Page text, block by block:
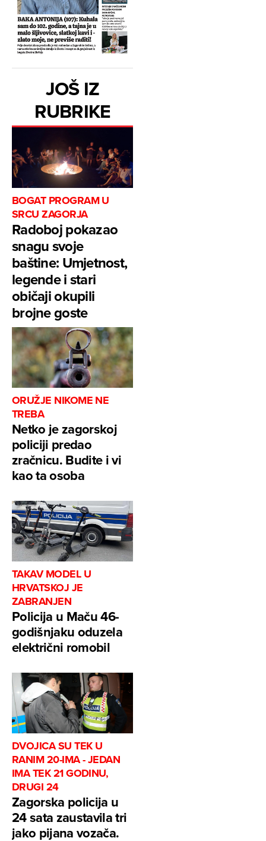
JOŠ IZ
RUBRIKE
BOGAT PROGRAM U
SRCU ZAGORJA
Radoboj pokazao
snagu svoje
baštine: Umjetnost,
legende i stari
običaji okupili
brojne goste
ORUŽJE NIKOME NE
TREBA
Netko je zagorskoj
policiji predao
zračnicu. Budite i vi
kao ta osoba
TAKAV MODEL U
HRVATSKOJ JE
ZABRANJEN
Policija u Maču 46-
godišnjaku oduzela
električni romobil
DVOJICA SU TEK U
RANIM 20-IMA - JEDAN
IMA TEK 21 GODINU,
DRUGI 24
Zagorska policija u
24 sata zaustavila tri
jako pijana vozača.